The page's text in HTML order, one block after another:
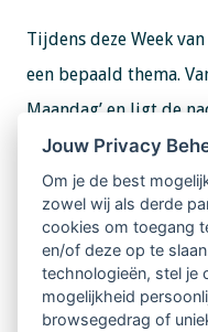
Tijdens deze Week
een bepaald thema.
Maandag’ en ligt de
oorzaken van
Om werkstress te
privébalans te
masterplan maken,
whitepaper
Jouw Privacy
Om je de best
zowel wij als derde
cookies om toegang
en/of deze op te
technologieën, stel je
mogelijkheid
browsegedrag of